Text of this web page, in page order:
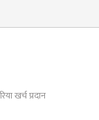
खर्च प्रदान